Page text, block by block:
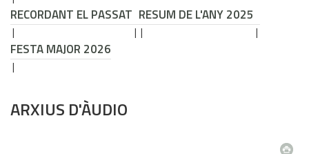
RECORDANT EL PASSAT RESUM DE L'ANY 2025
FESTA MAJOR 2026
ARXIUS D'ÀUDIO